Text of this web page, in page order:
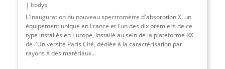
Itodys
L'inauguration du nouveau spectromètre d'absorption X, un
équipement unique en France et l'un des dix premiers de ce
type installés en Europe, installé au sein de la plateforme RX
de l'Université Paris Cité, dédiée à la caractérisation par
rayons X des matériaux...